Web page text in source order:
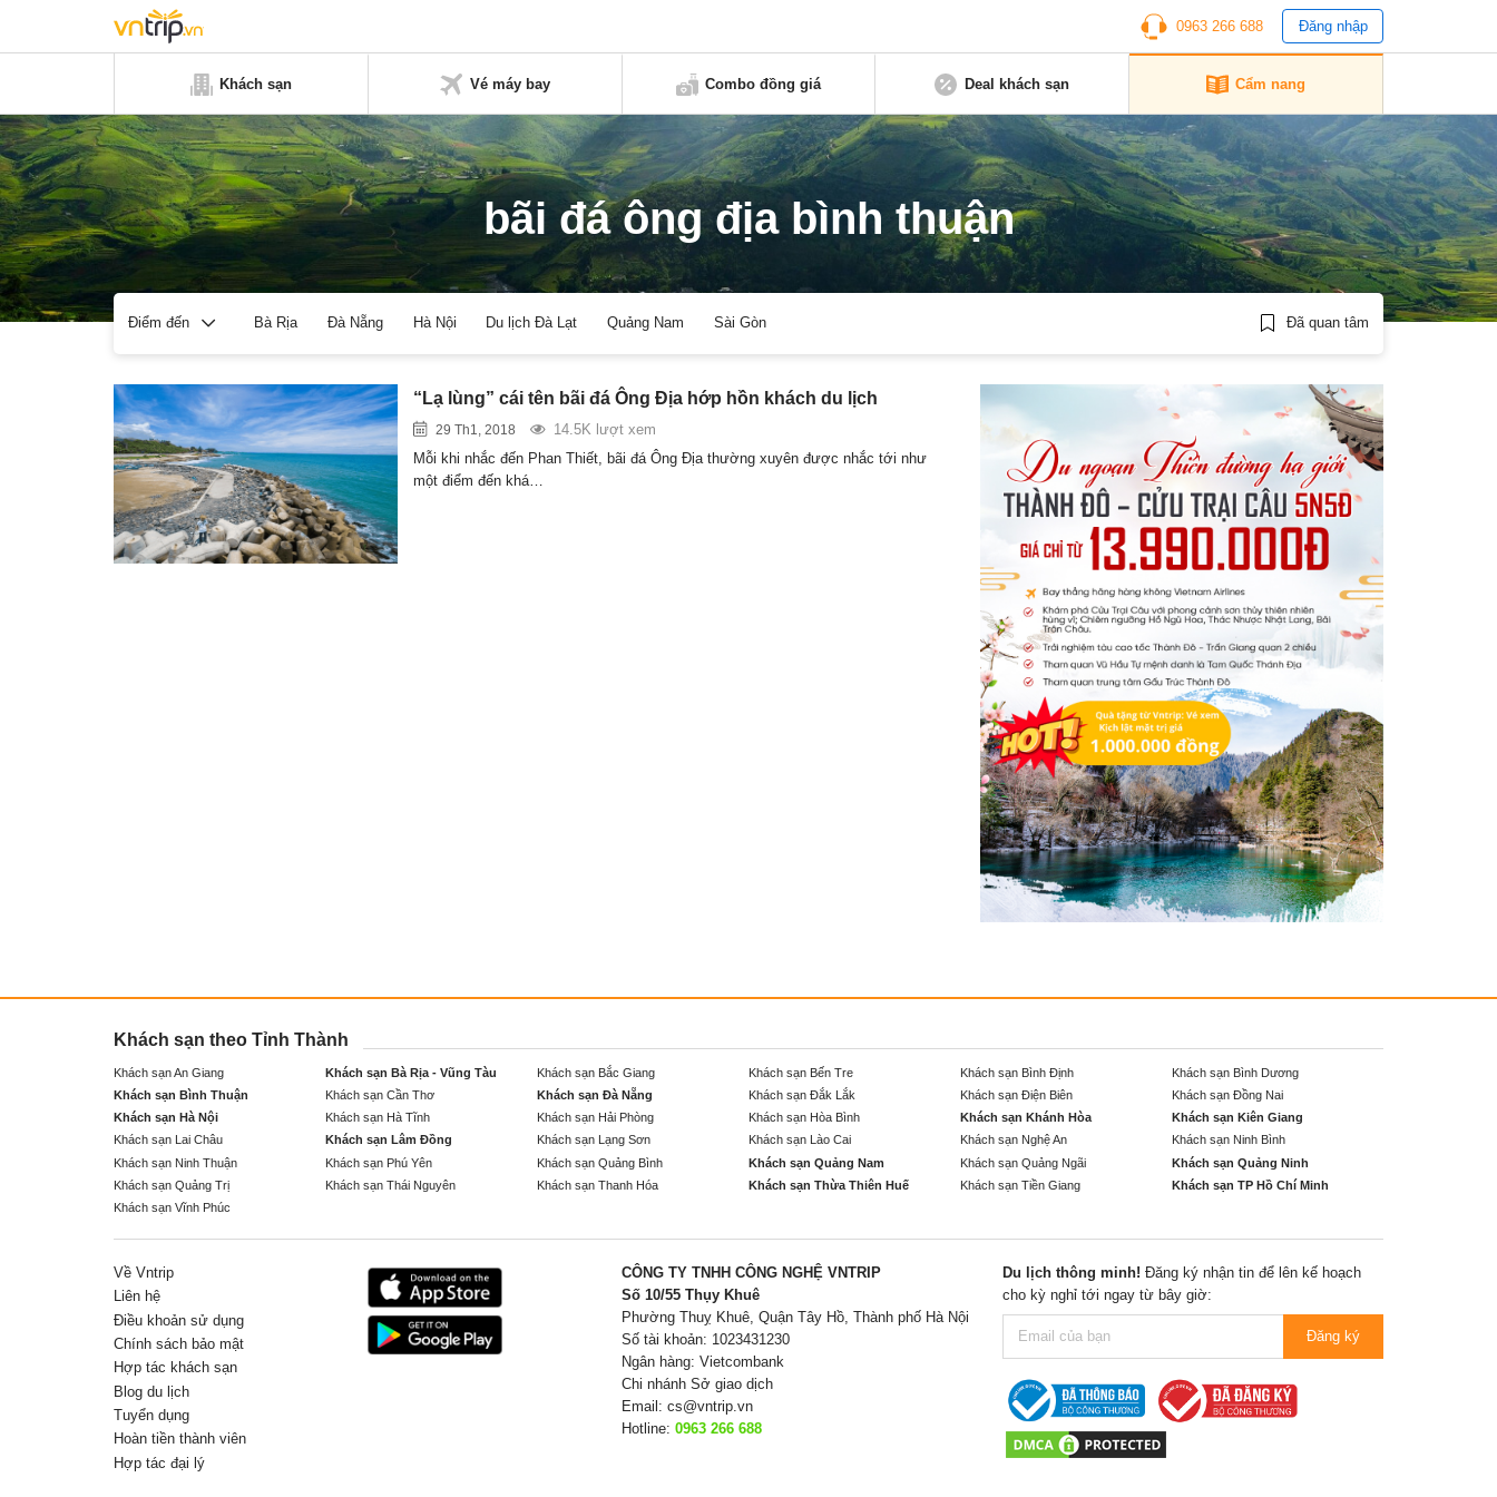
0963 266 688 Đăng nhập
Khách sạn Vé máy bay Combo đồng giá Deal khách sạn Cẩm nang
bãi đá ông địa bình thuận
Điểm đến Bà Rịa Đà Nẵng Hà Nội Du lịch Đà Lạt Quảng Nam Sài Gòn Đã quan tâm
“Lạ lùng” cái tên bãi đá Ông Địa hớp hồn khách du lịch
29 Th1, 2018
14.5K lượt xem
Mỗi khi nhắc đến Phan Thiết, bãi đá Ông Địa thường xuyên được nhắc tới như
một điểm đến khá…
Khách sạn theo Tỉnh Thành
Khách sạn An Giang Khách sạn Bà Rịa - Vũng Tàu Khách sạn Bắc Giang Khách sạn Bến Tre Khách sạn Bình Định
Khách sạn Bình Dương
Khách sạn Bình Thuận
Khách sạn Cần Thơ Khách sạn Đà Nẵng Khách sạn Đắk Lắk Khách sạn Điện Biên
Khách sạn Đồng Nai
Khách sạn Hà Nội
Khách sạn Hà Tĩnh Khách sạn Hải Phòng Khách sạn Hòa Bình Khách sạn Khánh Hòa
Khách sạn Kiên Giang
Khách sạn Lai Châu
Khách sạn Lâm Đồng Khách sạn Lạng Sơn Khách sạn Lào Cai Khách sạn Nghệ An
Khách sạn Ninh Bình
Khách sạn Ninh Thuận
Khách sạn Phú Yên Khách sạn Quảng Bình Khách sạn Quảng Nam Khách sạn Quảng Ngãi
Khách sạn Quảng Ninh
Khách sạn Quảng Trị
Khách sạn Thái Nguyên Khách sạn Thanh Hóa Khách sạn Thừa Thiên Huế Khách sạn Tiền Giang
Khách sạn TP Hồ Chí Minh
Khách sạn Vĩnh Phúc
Về Vntrip
Liên hệ
Điều khoản sử dụng
Chính sách bảo mật
Hợp tác khách sạn
Blog du lịch
Tuyển dụng
Hoàn tiền thành viên
Hợp tác đại lý
CÔNG TY TNHH CÔNG NGHỆ VNTRIP
Số 10/55 Thụy Khuê
Phường Thuỵ Khuê, Quận Tây Hồ, Thành phố Hà Nội
Số tài khoản: 1023431230
Ngân hàng: Vietcombank
Chi nhánh Sở giao dịch
Email: cs@vntrip.vn
Hotline: 0963 266 688
Du lịch thông minh! Đăng ký nhận tin để lên kế hoạch
cho kỳ nghỉ tới ngay từ bây giờ:
Đăng ký